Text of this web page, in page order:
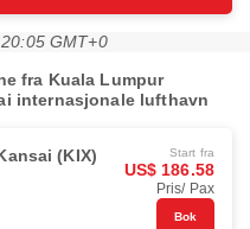
GMT+0
fra Kuala Lumpur
internasjonale lufthavn
(KIX) Start fra
US$ 186.58
Pris/ Pax
Bok